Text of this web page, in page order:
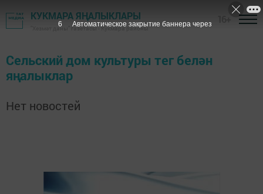
КУКМАРА ЯҢАЛЫКЛАРЫ
"Хезмәт даны" газетасы - Кукмара районы
Сельский дом культуры тег белән
яңалыклар
Нет новостей
6 Автоматическое закрытие баннера через